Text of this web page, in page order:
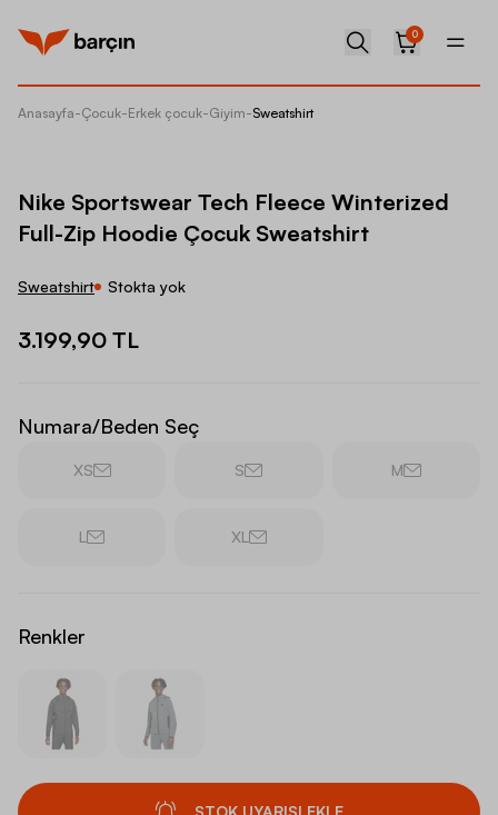
0
Anasayfa-Çocuk-Erkek çocuk-Giyim-Sweatshirt
Nike Sportswear Tech Fleece Winterized
Full-Zip Hoodie Çocuk Sweatshirt
Sweatshirt Stokta yok
3.199,90 TL
Numara/Beden Seç
XS S M
L XL
Renkler